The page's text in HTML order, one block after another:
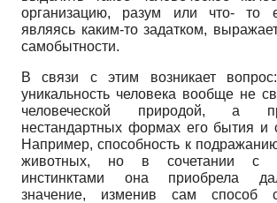
организацию, разум или что- то
являясь каким-то задатком,
самобытности.
В связи с этим возникает
уникальность человека вообще не
человеческой природой, а
нестандартных формах его бытия и
Например, способность к
животных, но в сочетании с
инстинктами она приобрела
значение, изменив сам способ